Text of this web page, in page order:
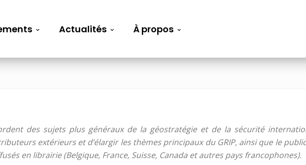
Actualités À propos
des sujets plus généraux de la géostratégie et de la sécurité
extérieurs et d’élargir les thèmes principaux du GRIP, ainsi que le
en librairie (Belgique, France, Suisse, Canada et autres pays francophones).